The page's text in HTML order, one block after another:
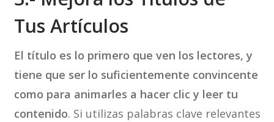
Tus Artículos
El título es lo primero que ven los lectores, y
tiene que ser lo suficientemente convincente
como para animarles a hacer clic y leer tu
contenido. Si utilizas palabras clave relevantes